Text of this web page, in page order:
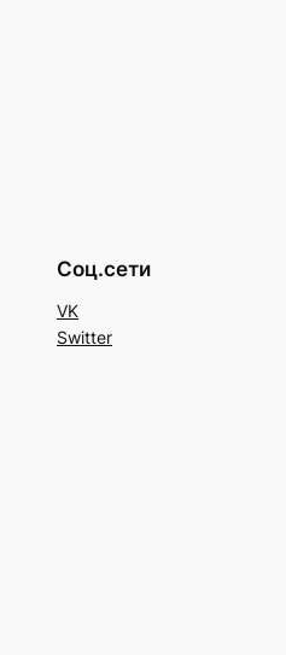
Соц.сети
VK
Switter